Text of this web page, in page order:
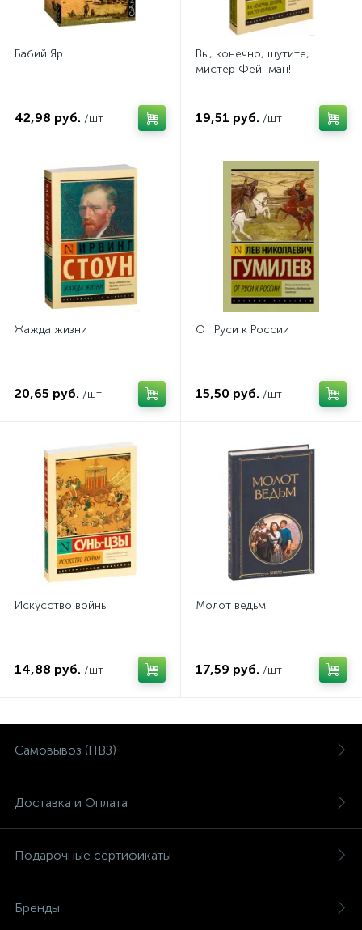
Бабий Яр
42,98 руб. /шт
Вы, конечно, шутите,
мистер Фейнман!
19,51 руб. /шт
Жажда жизни
20,65 руб. /шт
От Руси к России
15,50 руб. /шт
Искусство войны
14,88 руб. /шт
Молот ведьм
17,59 руб. /шт
Самовывоз (ПВЗ)
Доставка и Оплата
Подарочные сертификаты
Бренды